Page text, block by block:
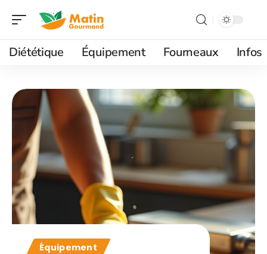
Diététique Équipement Fourneaux Infos
Équipement